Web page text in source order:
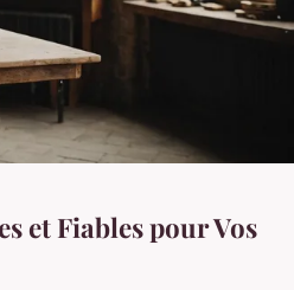
et Fiables pour Vos